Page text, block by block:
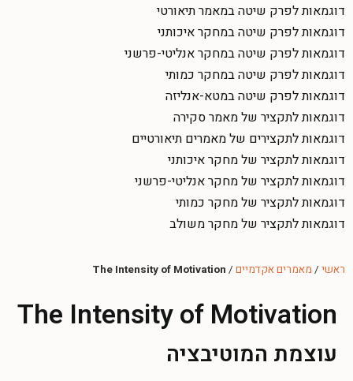
דוגמאות לפרק שיטה במאמר תיאורטי
דוגמאות לפרק שיטה במחקר איכותני
דוגמאות לפרק שיטה במחקר אנליטי-פרשני
דוגמאות לפרק שיטה במחקר כמותי
דוגמאות לפרק שיטה במטא-אנליזה
דוגמאות לתקציר של מאמר סקירה
דוגמאות לתקצירים של מאמרים תיאורטיים
דוגמאות לתקציר של מחקר איכותני
דוגמאות לתקציר של מחקר אנליטי-פרשני
דוגמאות לתקציר של מחקר כמותי
דוגמאות לתקציר של מחקר משולב
ראשי / מאמרים אקדמיים /
The Intensity of Motivation
The Intensity of Motivation
עוצמת המוטיבציה